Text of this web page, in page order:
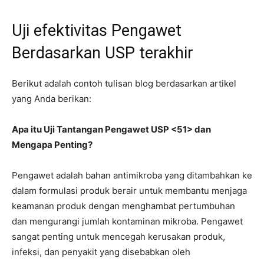
Uji efektivitas Pengawet
Berdasarkan USP terakhir
Berikut adalah contoh tulisan blog berdasarkan artikel
yang Anda berikan:
Apa itu Uji Tantangan Pengawet USP <51> dan
Mengapa Penting?
Pengawet adalah bahan antimikroba yang ditambahkan ke
dalam formulasi produk berair untuk membantu menjaga
keamanan produk dengan menghambat pertumbuhan
dan mengurangi jumlah kontaminan mikroba. Pengawet
sangat penting untuk mencegah kerusakan produk,
infeksi, dan penyakit yang disebabkan oleh